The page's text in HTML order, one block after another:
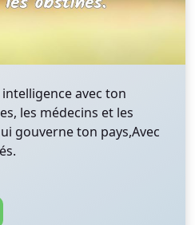
avec ton
les médecins et les
gouverne ton pays,Avec